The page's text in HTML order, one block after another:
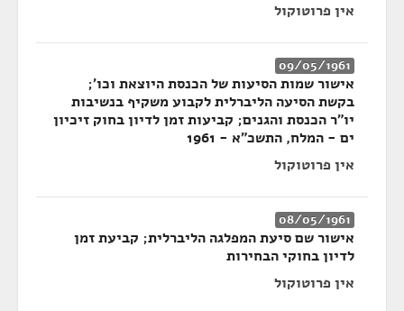
אין פרוטוקול
09/05/1961
אישור שמות הסיעות של הכנסת היוצאת וכו';
בקשת הסיעה הליברלית לקבוע משקיף בנשיבות
יו"ר הכנסת והגנים; קביעות זמן לדיון בחוק זיכיון
ים - המלח, התשכ"א - 1961
אין פרוטוקול
08/05/1961
אישור שם סיעת המפלגה הליברלית; קביעת זמן
לדיון בחוקי הבחירות
אין פרוטוקול